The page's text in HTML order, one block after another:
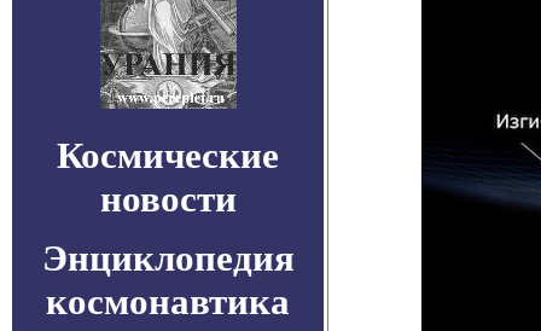
Космические
новости
Энциклопедия
космонавтика